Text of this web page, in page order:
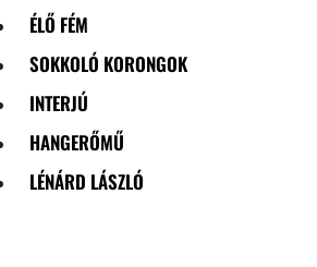
ÉLŐ FÉM
SOKKOLÓ KORONGOK
INTERJÚ
HANGERŐMŰ
LÉNÁRD LÁSZLÓ